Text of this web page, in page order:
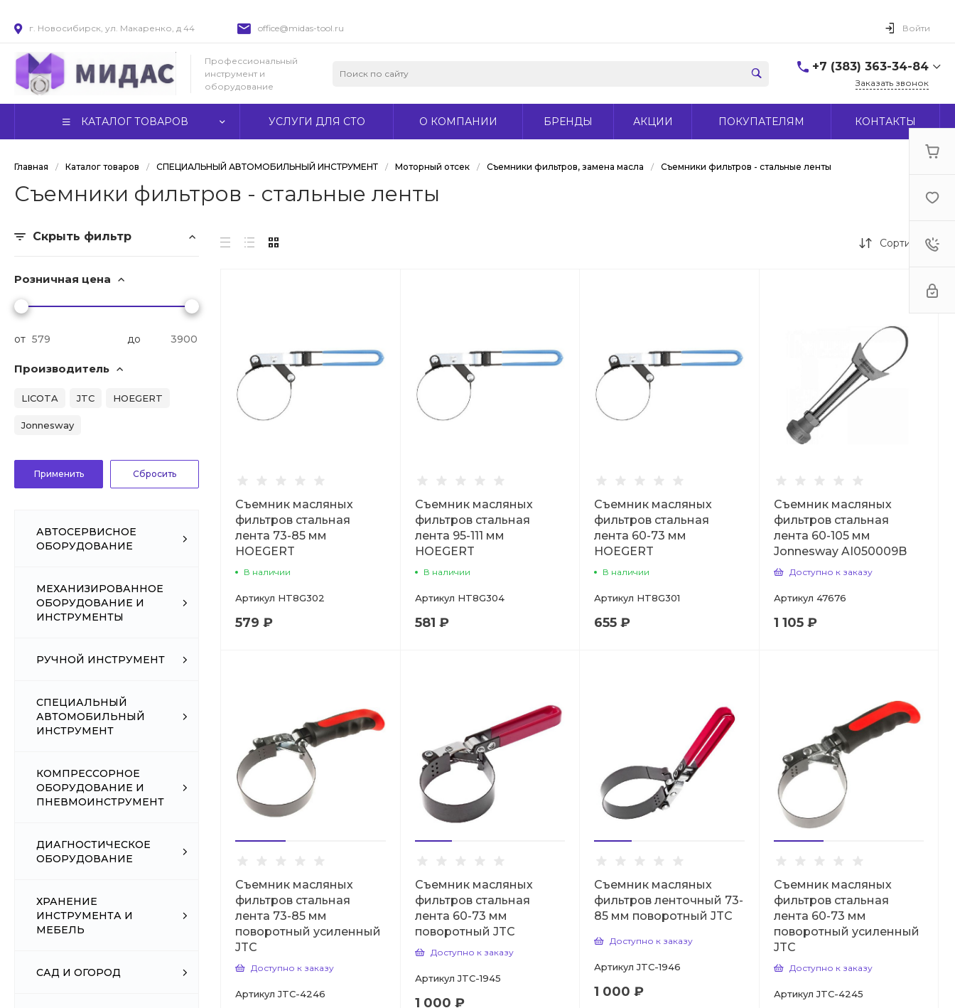
г. Новосибирск, ул. Макаренко, д 44 office@midas-tool.ru Войти
Профессиональный
инструмент и
оборудование
+7 (383) 363-34-84
г. Новосибирск, ул.
Заказать звонок
КАТАЛОГ ТОВАРОВ УСЛУГИ ДЛЯ СТО О КОМПАНИИ БРЕНДЫ АКЦИИ ПОКУПАТЕЛЯМ КОНТАКТЫ
Главная / Каталог товаров / СПЕЦИАЛЬНЫЙ АВТОМОБИЛЬНЫЙ ИНСТРУМЕНТ / Моторный отсек / Съемники фильтров, замена масла / Съемники фильтров - стальные ленты
Съемники фильтров - стальные ленты
Скрыть фильтр
Розничная цена
от до
Производитель
LICOTA JTC HOEGERT
Jonnesway
АВТОСЕРВИСНОЕ
ОБОРУДОВАНИЕ
МЕХАНИЗИРОВАННОЕ
ОБОРУДОВАНИЕ И
ИНСТРУМЕНТЫ
РУЧНОЙ ИНСТРУМЕНТ
СПЕЦИАЛЬНЫЙ
АВТОМОБИЛЬНЫЙ
ИНСТРУМЕНТ
КОМПРЕССОРНОЕ
ОБОРУДОВАНИЕ И
ПНЕВМОИНСТРУМЕНТ
ДИАГНОСТИЧЕСКОЕ
ОБОРУДОВАНИЕ
ХРАНЕНИЕ
ИНСТРУМЕНТА И
МЕБЕЛЬ
САД И ОГОРОД
Сортировка
Съемник масляных
фильтров стальная
лента 73-85 мм
HOEGERT
В наличии
Артикул HT8G302
579 ₽
Съемник масляных
фильтров стальная
лента 95-111 мм
HOEGERT
В наличии
Артикул HT8G304
581 ₽
Съемник масляных
фильтров стальная
лента 60-73 мм
HOEGERT
В наличии
Артикул HT8G301
655 ₽
Съемник масляных
фильтров стальная
лента 60-105 мм
Jonnesway AI050009B
Доступно к заказу
Артикул 47676
1 105 ₽
Съемник масляных
фильтров стальная
лента 73-85 мм
поворотный усиленный
JTС
Доступно к заказу
Артикул JTC-4246
Съемник масляных
фильтров стальная
лента 60-73 мм
поворотный JTC
Доступно к заказу
Артикул JTC-1945
1 000 ₽
Съемник масляных
фильтров ленточный 73-
85 мм поворотный JTC
Доступно к заказу
Артикул JTC-1946
1 000 ₽
Съемник масляных
фильтров стальная
лента 60-73 мм
поворотный усиленный
JTC
Доступно к заказу
Артикул JTC-4245